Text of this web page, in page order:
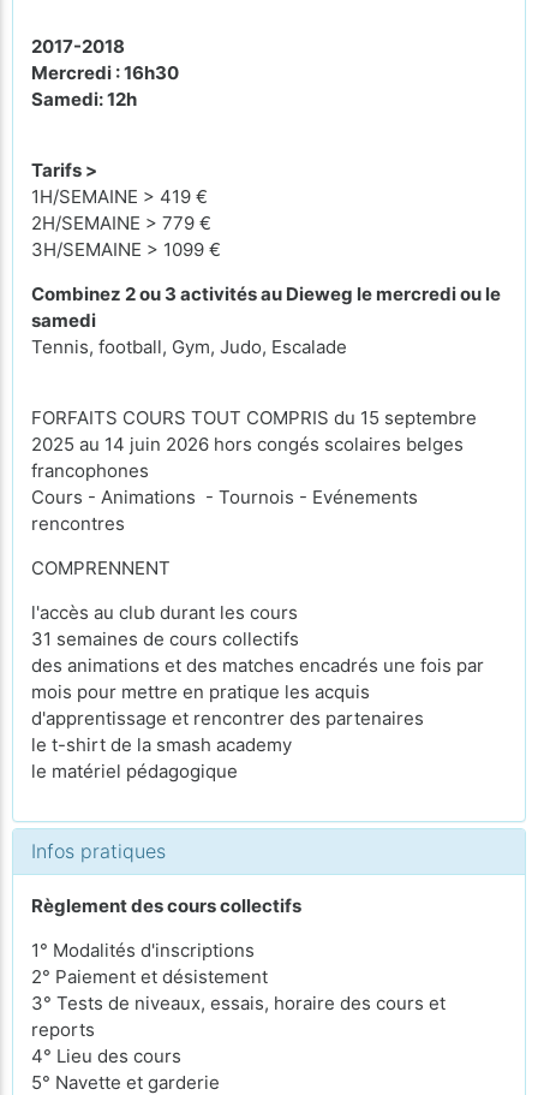
2017-2018
Mercredi : 16h30
Samedi: 12h
Tarifs >
1H/SEMAINE > 419 €
2H/SEMAINE > 779 €
3H/SEMAINE > 1099 €
Combinez 2 ou 3 activités au Dieweg le mercredi ou le
samedi
Tennis, football, Gym, Judo, Escalade
FORFAITS COURS TOUT COMPRIS du 15 septembre
2025 au 14 juin 2026 hors congés scolaires belges
francophones
Cours - Animations - Tournois - Evénements
rencontres
COMPRENNENT
l'accès au club durant les cours
31 semaines de cours collectifs
des animations et des matches encadrés une fois par
mois pour mettre en pratique les acquis
d'apprentissage et rencontrer des partenaires
le t-shirt de la smash academy
le matériel pédagogique
Infos pratiques
Règlement des cours collectifs
1° Modalités d'inscriptions
2° Paiement et désistement
3° Tests de niveaux, essais, horaire des cours et
reports
4° Lieu des cours
5° Navette et garderie